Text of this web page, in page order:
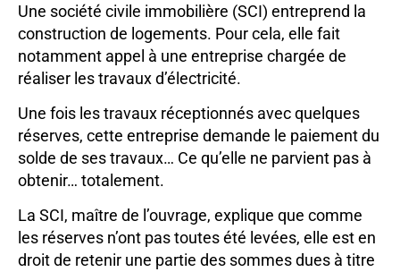
Une société civile immobilière (SCI) entreprend la
construction de logements. Pour cela, elle fait
notamment appel à une entreprise chargée de
réaliser les travaux d’électricité.
Une fois les travaux réceptionnés avec quelques
réserves, cette entreprise demande le paiement du
solde de ses travaux… Ce qu’elle ne parvient pas à
obtenir… totalement.
La SCI, maître de l’ouvrage, explique que comme
les réserves n’ont pas toutes été levées, elle est en
droit de retenir une partie des sommes dues à titre